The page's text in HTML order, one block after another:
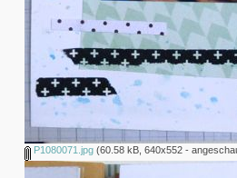
P1080071.jpg(60.58 kB, 640x552 -